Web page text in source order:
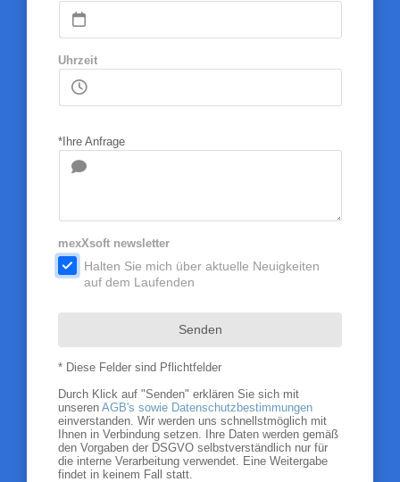
Uhrzeit
*Ihre Anfrage
mexXsoft newsletter
.
Halten Sie mich über aktuelle Neuigkeiten
auf dem Laufenden
Senden
* Diese Felder sind Pflichtfelder
Durch Klick auf "Senden" erklären Sie sich mit
unseren AGB's sowie Datenschutzbestimmungen
einverstanden. Wir werden uns schnellstmöglich mit
Ihnen in Verbindung setzen. Ihre Daten werden gemäß
den Vorgaben der DSGVO selbstverständlich nur für
die interne Verarbeitung verwendet. Eine Weitergabe
findet in keinem Fall statt.